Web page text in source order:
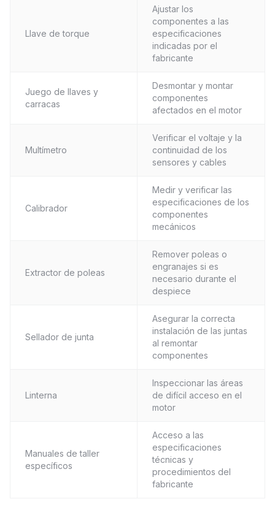
Llave de torque
Ajustar los
componentes a las
especificaciones
indicadas por el
fabricante
Juego de llaves y
carracas
Desmontar y montar
componentes
afectados en el motor
Multímetro
Verificar el voltaje y la
continuidad de los
sensores y cables
Calibrador
Medir y verificar las
especificaciones de los
componentes
mecánicos
Extractor de poleas
Remover poleas o
engranajes si es
necesario durante el
despiece
Sellador de junta
Asegurar la correcta
instalación de las juntas
al remontar
componentes
Linterna
Inspeccionar las áreas
de difícil acceso en el
motor
Manuales de taller
específicos
Acceso a las
especificaciones
técnicas y
procedimientos del
fabricante